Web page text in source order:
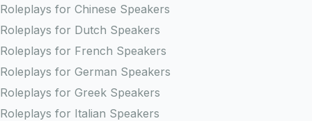
Roleplays for Chinese Speakers
Roleplays for Dutch Speakers
Roleplays for French Speakers
Roleplays for German Speakers
Roleplays for Greek Speakers
Roleplays for Italian Speakers